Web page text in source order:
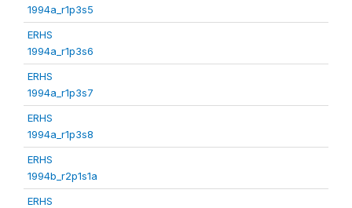
1994a_r1p3s5
ERHS
1994a_r1p3s6
ERHS
1994a_r1p3s7
ERHS
1994a_r1p3s8
ERHS
1994b_r2p1s1a
ERHS